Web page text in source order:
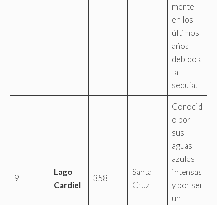
mente
en los
últimos
años
debido a
la
sequía.
9
Lago
Cardiel
358
Santa
Cruz
Conocid
o por
sus
aguas
azules
intensas
y por ser
un